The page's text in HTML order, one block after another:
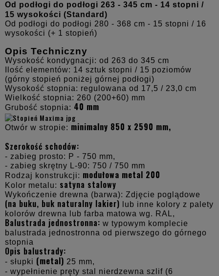
Od podłogi do podłogi 263 - 345 cm - 14 stopni /
15 wysokości (Standard)
Od podłogi do podłogi 280 - 368 cm - 15 stopni / 16
wysokości (+ 1 stopień)
Opis Techniczny
Wysokość kondygnacji: od 263 do 345 cm
Ilość elementów: 14 sztuk stopni / 15 poziomów
(górny stopień poniżej górnej podłogi)
Wysokość stopnia: regulowana od 17,5 / 23,0 cm
Wielkość stopnia: 260 (200+60) mm
Grubość stopnia: 40 mm
Otwór w stropie: minimalny 850 x 2590 mm,
Szerokość schodów:
- zabieg prosto: P - 750 mm,
- zabieg skrętny L-90: 750 / 750 mm
Rodzaj konstrukcji: modułowa metal 200
Kolor metalu: satyna stalowy
Wykończenie drewna (barwa): Zdjęcie poglądowe
(na buku, buk naturalny lakier) lub inne kolory z palety
kolorów drewna lub farba matowa wg. RAL,
Balustrada jednostronna: w typowym komplecie
balustrada jednostronna od pierwszego do górnego
stopnia
Opis balustrady:
- słupki (metal) 25 mm,
- wypełnienie pręty stal nierdzewna szlif (6